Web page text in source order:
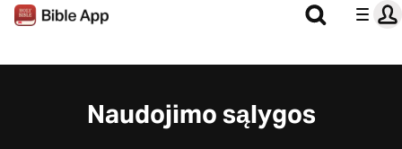
Naudojimo sąlygos